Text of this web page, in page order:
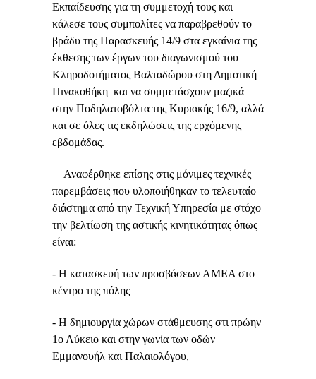
Εκπαίδευσης για τη συμμετοχή τους και
κάλεσε τους συμπολίτες να παραβρεθούν το
βράδυ της Παρασκευής 14/9 στα εγκαίνια της
έκθεσης των έργων του διαγωνισμού του
Κληροδοτήματος Βαλταδώρου στη Δημοτική
Πινακοθήκη και να συμμετάσχουν μαζικά
στην Ποδηλατοβόλτα της Κυριακής 16/9, αλλά
και σε όλες τις εκδηλώσεις της ερχόμενης
εβδομάδας.
Αναφέρθηκε επίσης στις μόνιμες τεχνικές
παρεμβάσεις που υλοποιήθηκαν το τελευταίο
διάστημα από την Τεχνική Υπηρεσία με στόχο
την βελτίωση της αστικής κινητικότητας όπως
είναι:
- Η κατασκευή των προσβάσεων ΑΜΕΑ στο
κέντρο της πόλης
- Η δημιουργία χώρων στάθμευσης στι πρώην
1ο Λύκειο και στην γωνία των οδών
Εμμανουήλ και Παλαιολόγου,